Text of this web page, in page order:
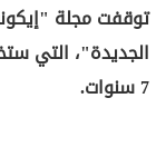
توقفت مجلة
الجديدة"، التي
7 سنوات.